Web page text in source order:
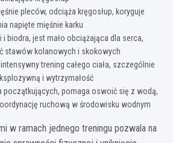
pleców, odciąża kręgosłup, koryguje
napięte mięśnie karku
i biodra, jest mało obciążająca dla serca,
stawów kolanowych i skokowych
trening całego ciała, szczególnie
i wytrzymałość
początkujących, pomaga oswoić się z wodą,
ruchową w środowisku wodnym
w ramach jednego treningu pozwala na